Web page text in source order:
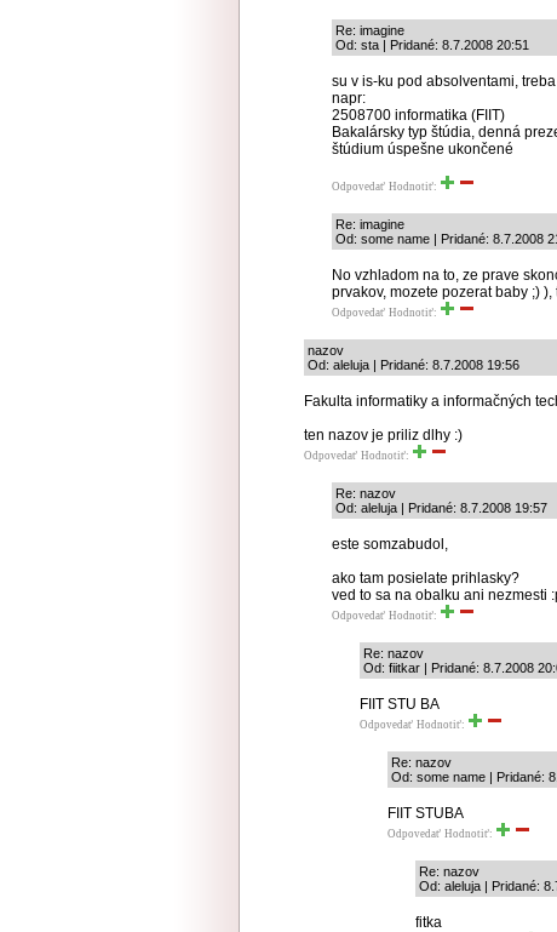
Re: imagine
Od: sta | Pridané: 8.7.2008 20:51
su v is-ku pod absolventami,
napr:
2508700 informatika (FIIT)
Bakalársky typ štúdia, denná
štúdium úspešne ukončené
Odpovedať Hodnotiť:
Re: imagine
Od: some name | Pridané: 8.7.2008
No vzhladom na to, ze prave
prvakov, mozete pozerat baby ;)
Odpovedať Hodnotiť:
nazov
Od: aleluja | Pridané: 8.7.2008 19:56
Fakulta informatiky a informačných
ten nazov je priliz dlhy :)
Odpovedať Hodnotiť:
Re: nazov
Od: aleluja | Pridané: 8.7.2008 19:57
este somzabudol,
ako tam posielate prihlasky?
ved to sa na obalku ani nezmesti
Odpovedať Hodnotiť:
Re: nazov
Od: fiitkar | Pridané: 8.7.2008
FIIT STU BA
Odpovedať Hodnotiť:
Re: nazov
Od: some name | Pridané:
FIIT STUBA
Odpovedať Hodnotiť:
Re: nazov
Od: aleluja | Pridané:
fitka